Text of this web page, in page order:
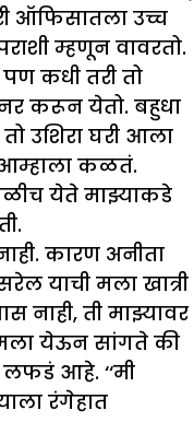
ऑफिसातला उच्च
म्हणून वावरतो.
कधी तरी तो
करून येतो. बहुधा
उशिरा घरी आला
आम्हाला कळतं.
येते माझ्याकडे
कारण अनीता
याची मला खात्री
नाही, ती माझ्यावर
येऊन सांगते की
लफडं आहे. ‘‘मी
रंगेहात